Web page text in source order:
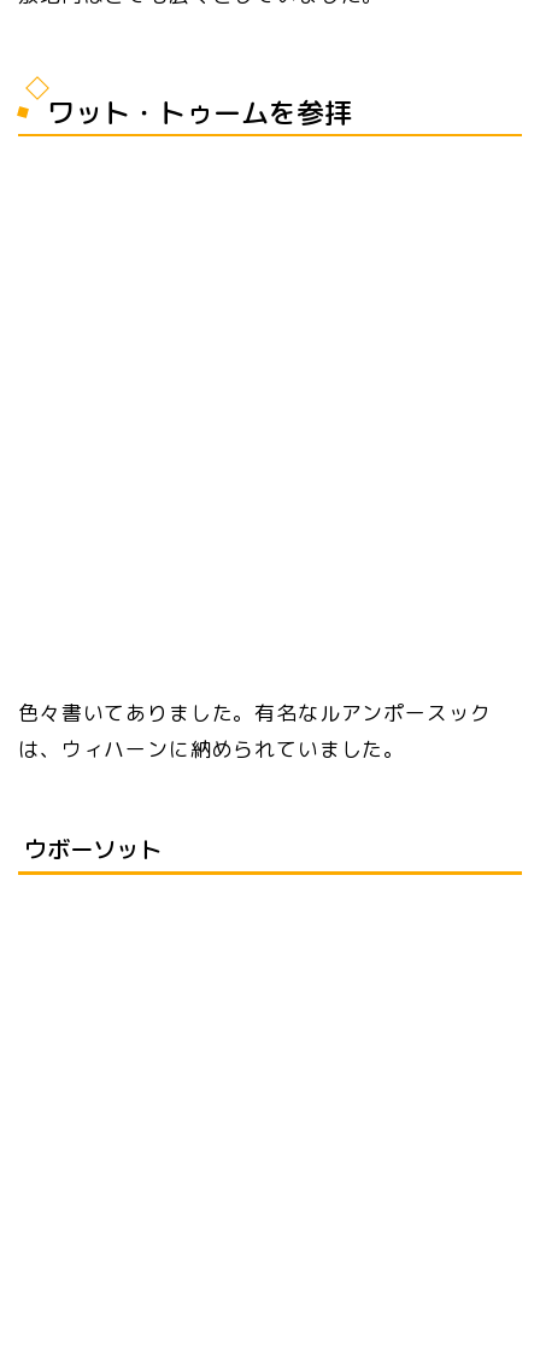
ワット・トゥームを参拝
色々書いてありました。有名なルアンポースック
は、ウィハーンに納められていました。
ウボーソット